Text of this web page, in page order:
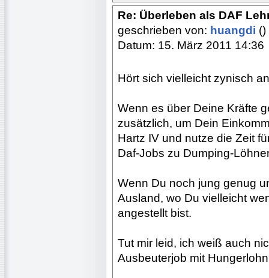
Re: Überleben als DAF
geschrieben von: huangdi ()
Datum: 15. März 2011 14:36
Hört sich vielleicht zynisch
Wenn es über Deine Kräfte
zusätzlich, um Dein
Hartz IV und nutze die Zeit
Daf-Jobs zu Dumping-
Wenn Du noch jung genug
Ausland, wo Du vielleicht
angestellt bist.
Tut mir leid, ich weiß auch
Ausbeuterjob mit